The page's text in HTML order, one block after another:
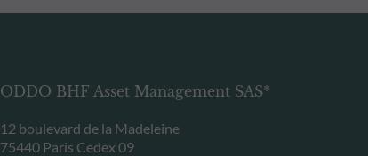
ODDO BHF Asset Management SAS*
12 boulevard de la Madeleine
75440 Paris Cedex 09